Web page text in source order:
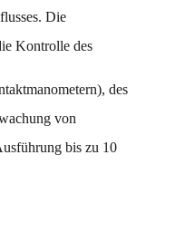
Die
Kontrolle des
des
von
bis zu 10